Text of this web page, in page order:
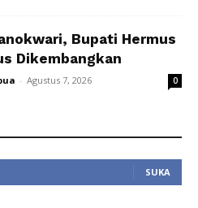
Bupati Hermus
Dikembangkan
- Agustus 7, 2026 0
SUKA